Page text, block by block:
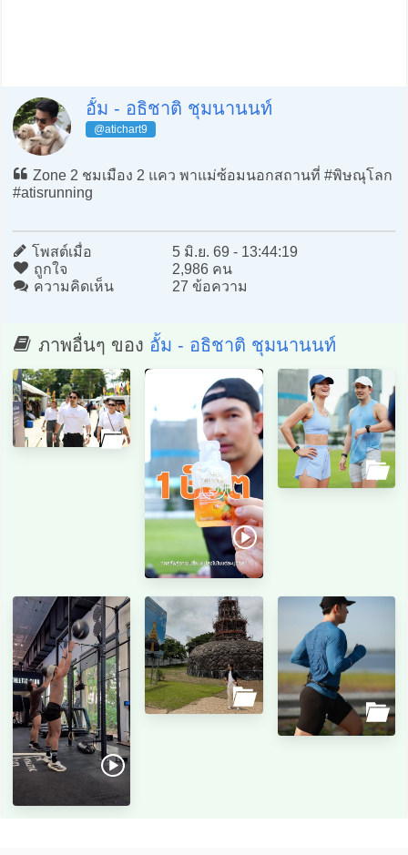
อั้ม - อธิชาติ ชุมนานนท์
@atichart9
Zone 2 ชมเมือง 2 แคว พาแม่ซ้อมนอกสถานที่ #พิษณุโลก
#atisrunning
โพสต์เมื่อ
5 มิ.ย. 69 - 13:44:19
ถูกใจ
2,986 คน
ความคิดเห็น
27 ข้อความ
ภาพอื่นๆ ของ อั้ม - อธิชาติ ชุมนานนท์